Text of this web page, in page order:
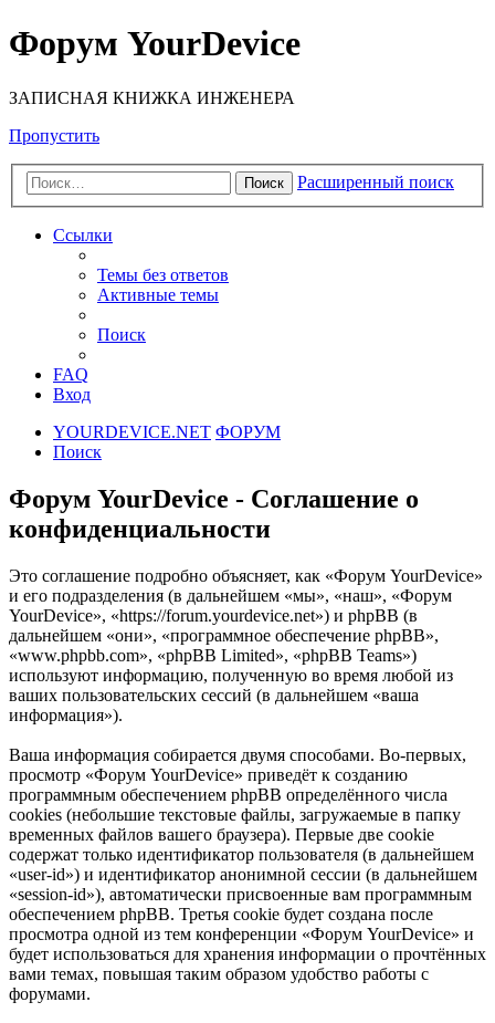
Форум YourDevice
ЗАПИСНАЯ КНИЖКА ИНЖЕНЕРА
Пропустить
Поиск Расширенный поиск
Ссылки
Темы без ответов
Активные темы
Поиск
FAQ
Вход
YOURDEVICE.NET ФОРУМ
Поиск
Форум YourDevice - Соглашение о
конфиденциальности
Это соглашение подробно объясняет, как «Форум YourDevice»
и его подразделения (в дальнейшем «мы», «наш», «Форум
YourDevice», «https://forum.yourdevice.net») и phpBB (в
дальнейшем «они», «программное обеспечение phpBB»,
«www.phpbb.com», «phpBB Limited», «phpBB Teams»)
используют информацию, полученную во время любой из
ваших пользовательских сессий (в дальнейшем «ваша
информация»).
Ваша информация собирается двумя способами. Во-первых,
просмотр «Форум YourDevice» приведёт к созданию
программным обеспечением phpBB определённого числа
cookies (небольшие текстовые файлы, загружаемые в папку
временных файлов вашего браузера). Первые две cookie
содержат только идентификатор пользователя (в дальнейшем
«user-id») и идентификатор анонимной сессии (в дальнейшем
«session-id»), автоматически присвоенные вам программным
обеспечением phpBB. Третья cookie будет создана после
просмотра одной из тем конференции «Форум YourDevice» и
будет использоваться для хранения информации о прочтённых
вами темах, повышая таким образом удобство работы с
форумами.